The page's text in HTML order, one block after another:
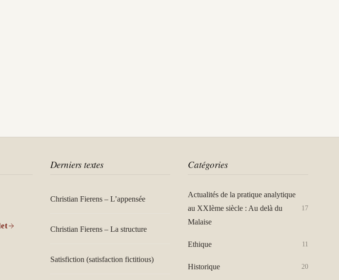
Derniers textes
Christian Fierens – L’appensée
Christian Fierens – La structure
Satisfiction (satisfaction fictitious)
Catégories
Actualités de la pratique analytique
au XXIème siècle : Au delà du
Malaise
17
Ethique 11
Historique 20